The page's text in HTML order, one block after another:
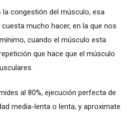
congestión del músculo, esa
mucho hacer, en la que nos
cuando el músculo esta
que hace que el músculo
al 80%, ejecución perfecta de
media-lenta o lenta, y aproximate